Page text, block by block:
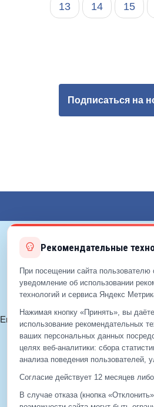
13
14 15
Подписаться на
©
Email: info@eds-korolev.ru
512-
Рекомендательные
При посещении сайта пользователю
уведомление об использовании
технологий и сервиса Яндекс
Нажимая кнопку «Принять», вы
использование рекомендательных
ваших персональных данных
целях веб‑аналитики: сбора
анализа поведения пользователей,
Согласие действует 12 месяцев
В случае отказа (кнопка